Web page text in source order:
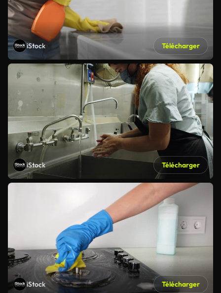
iStock Télécharger
iStock Télécharger
iStock Télécharger